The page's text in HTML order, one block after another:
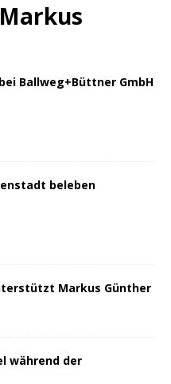
Ballweg+Büttner GmbH
beleben
Markus Günther
während der